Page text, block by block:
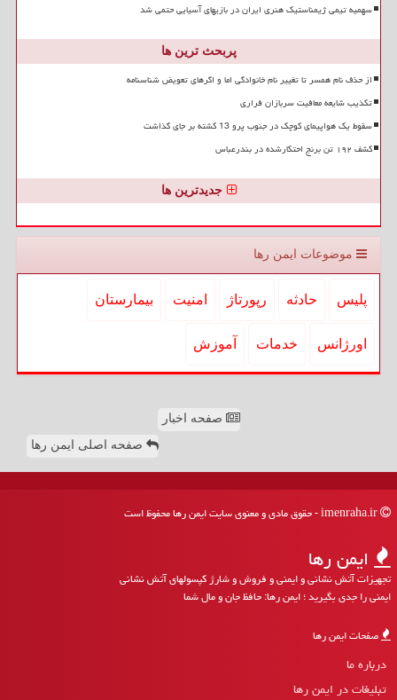
سهمیه تیمی ژیمناستیک هنری ایران در بازیهای آسیایی حتمی شد
پربحث ترین ها
از حذف نام همسر تا تغییر نام خانوادگی اما و اگرهای تعویض شناسنامه
تکذیب شایعه معافیت سربازان فراری
سقوط یک هواپیمای کوچک در جنوب پرو 13 کشته بر جای گذاشت
کشف ۱۹۲ تن برنج احتکارشده در بندرعباس
جدیدترین ها
موضوعات ایمن رها
پلیس حادثه رپورتاژ امنیت بیمارستان
اورژانس خدمات آموزش
صفحه اخبار
صفحه اصلی ایمن رها
ایمن رها
تجهیزات آتش نشانی و ایمنی و فروش و شارژ کپسولهای آتش نشانی
ایمنی را جدی بگیرید ؛ ایمن رها: حافظ جان و مال شما
صفحات ایمن رها
درباره ما
تبلیغات در ایمن رها